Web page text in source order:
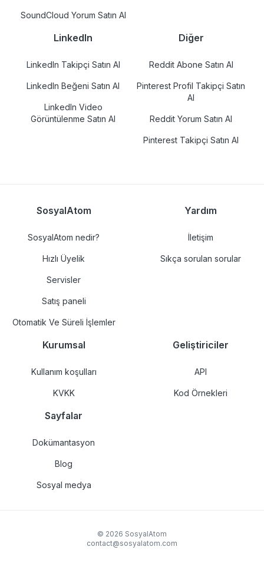
SoundCloud Yorum Satın Al
LinkedIn
LinkedIn Takipçi Satın Al
LinkedIn Beğeni Satın Al
LinkedIn Video
Görüntülenme Satın Al
Diğer
Reddit Abone Satın Al
Pinterest Profil Takipçi Satın
Al
Reddit Yorum Satın Al
Pinterest Takipçi Satın Al
SosyalAtom
SosyalAtom nedir?
Hızlı Üyelik
Servisler
Satış paneli
Otomatik Ve Süreli İşlemler
Yardım
İletişim
Sıkça sorulan sorular
Kurumsal
Kullanım koşulları
KVKK
Geliştiriciler
API
Kod Örnekleri
Sayfalar
Dokümantasyon
Blog
Sosyal medya
© 2026 SosyalAtom
contact@sosyalatom.com